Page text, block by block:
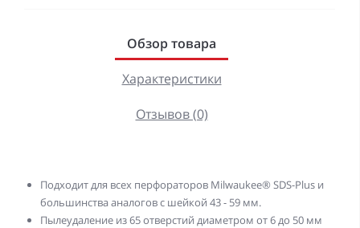
Обзор товара
Характеристики
Отзывов (0)
Подходит для всех перфораторов Milwaukee® SDS-Plus и
большинства аналогов с шейкой 43 - 59 мм.
Пылеудаление из 65 отверстий диаметром от 6 до 50 мм